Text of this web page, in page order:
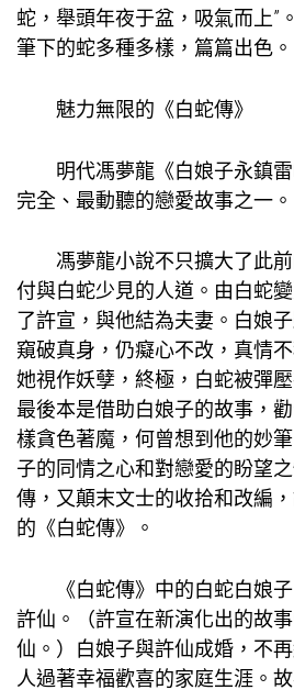
蛇，舉頭年夜于盆，吸氣而上”
筆下的蛇多種多樣，篇篇出色。
魅力無限的《白蛇傳》
明代馮夢龍《白娘子永鎮
完全、最動聽的戀愛故事之一。
馮夢龍小說不只擴大了此
付與白蛇少見的人道。由白蛇
了許宣，與他結為夫妻。白娘
窺破真身，仍癡心不改，真情
她視作妖孽，終極，白蛇被彈
最後本是借助白娘子的故事，
樣貪色著魔，何曾想到他的妙
子的同情之心和對戀愛的盼望
傳，又顛末文士的收拾和改編
的《白蛇傳》。
《白蛇傳》中的白蛇白娘
許仙。（許宣在新演化出的故
仙。）白娘子與許仙成婚，不
人過著幸福歡喜的家庭生涯。